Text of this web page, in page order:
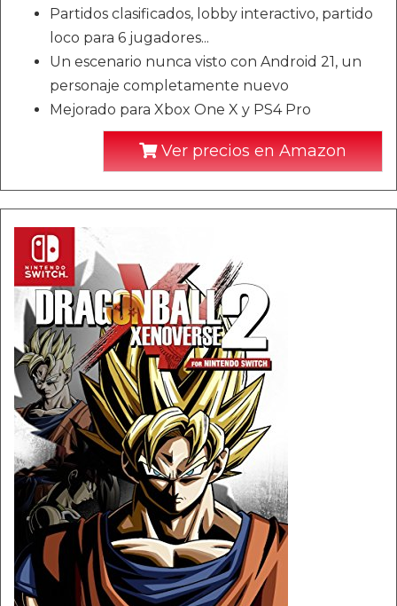
Partidos clasificados, lobby interactivo, partido
loco para 6 jugadores...
Un escenario nunca visto con Android 21, un
personaje completamente nuevo
Mejorado para Xbox One X y PS4 Pro
Ver precios en Amazon